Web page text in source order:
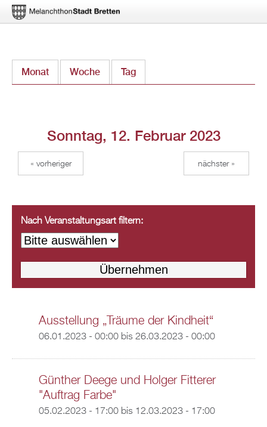
zum
Monat Woche Tag
Sonntag, 12. Februar 2023
« vorheriger nächster »
Nach Veranstaltungsart filtern:
Ausstellung „Träume der Kindheit“
06.01.2023 - 00:00bis 26.03.2023 - 00:00
Günther Deege und Holger Fitterer
"Auftrag Farbe"
05.02.2023 - 17:00bis 12.03.2023 - 17:00